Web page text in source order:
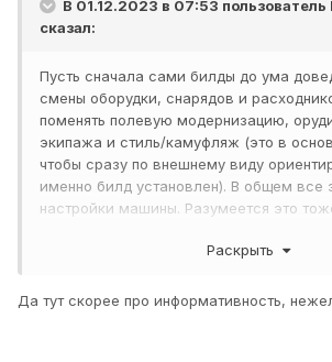
В 01.12.2023 в 07:53 пользователь
сказал:
Пусть сначала сами билды до ума
смены оборудки, снарядов и
поменять полевую модернизацию,
экипажа и стиль/камуфляж (это в
чтобы сразу по внешнему виду
именно билд установлен). В общем все
настройки машины. Разумеется это
билдов, кроме двух дефолтных, за
Раскрыть
Да тут скорее про информативность,